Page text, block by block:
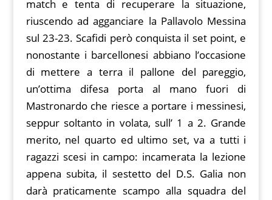
match e tenta di recuperare la situazione,
riuscendo ad agganciare la Pallavolo Messina
sul 23-23. Scafidi però conquista il set point, e
nonostante i barcellonesi abbiano l’occasione
di mettere a terra il pallone del pareggio,
un’ottima difesa porta al mano fuori di
Mastronardo che riesce a portare i messinesi,
seppur soltanto in volata, sull’ 1 a 2. Grande
merito, nel quarto ed ultimo set, va a tutti i
ragazzi scesi in campo: incamerata la lezione
appena subita, il sestetto del D.S. Galia non
darà praticamente scampo alla squadra del